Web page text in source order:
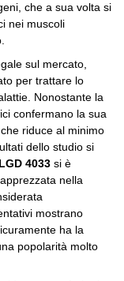
che a sua volta si
nei muscoli
sul mercato,
per trattare lo
Nonostante la
confermano la sua
riduce al minimo
dello studio si
4033 si è
nella
mostrano
ha la
popolarità molto